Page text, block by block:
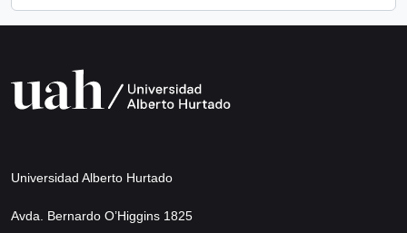
Universidad Alberto Hurtado
Avda. Bernardo O’Higgins 1825